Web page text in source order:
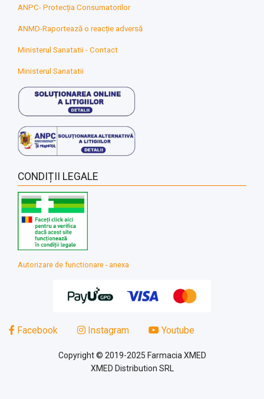
ANPC- Protecția Consumatorilor
ANMD-Raportează o reacție adversă
Ministerul Sanatatii - Contact
Ministerul Sanatatii
CONDIȚII LEGALE
Autorizare de functionare - anexa
Facebook Instagram Youtube
Copyright © 2019-2025 Farmacia XMED
XMED Distribution SRL